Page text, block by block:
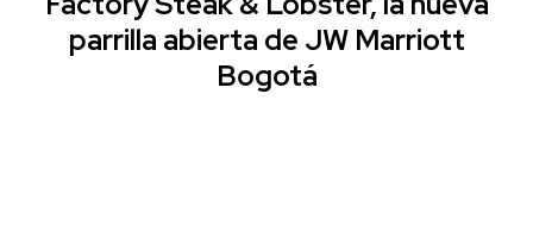
parrilla abierta de JW Marriott
Bogotá